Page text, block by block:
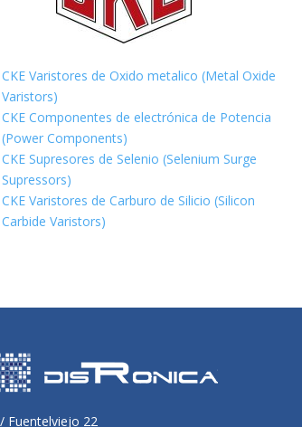
CKE Varistores de Oxido metalico (Metal Oxide
Varistors)
CKE Componentes de electrónica de Potencia
(Power Components)
CKE Supresores de Selenio (Selenium Surge
Supressors)
CKE Varistores de Carburo de Silicio (Silicon
Carbide Varistors)
Fuentelviejo 22